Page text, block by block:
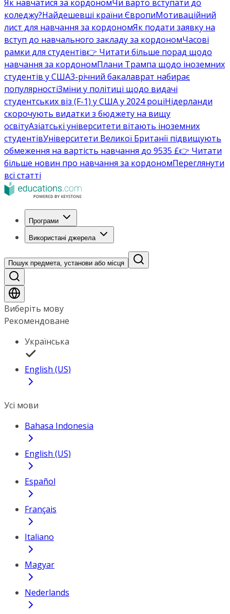
Як навчатися за кордономЧи варто вступати до
коледжу?Найдешевші країни ЄвропиМотиваційний
лист для навчання за кордономЯк подати заявку на
вступ до навчального закладу за кордономЧасові
рамки для студентів👉 Читати більше порад щодо
навчання за кордономПлани Трампа щодо іноземних
студентів у США3-річний бакалаврат набирає
популярностіЗміни у політиці щодо видачі
студентських віз (F-1) у США у 2024 роціНідерланди
скорочують видатки з бюджету на вищу
освітуАзіатські університети вітають іноземних
студентівУніверситети Великої Британії підвищують
обмеження на вартість навчання до 9535 £👉 Читати
більше новин про навчання за кордономПереглянути
всі статті
Програми
Використані джерела
Пошук предмета, установи або місця
Виберіть мову
Рекомендоване
Українська
English (US)
Усі мови
Bahasa Indonesia
English (US)
Español
Français
Italiano
Magyar
Nederlands